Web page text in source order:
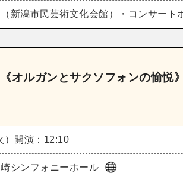
新潟市民芸術文化会館）・コンサート
オルガンとサクソフォンの愉悦》
開演：12:10
シンフォニーホール